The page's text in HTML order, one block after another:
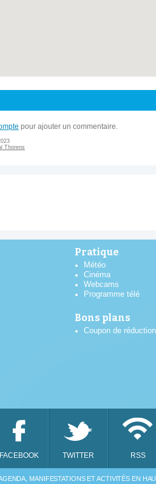
DIM LUN MAR
pour ajouter un commentaire.
Thorens
Pratique
Météo
Cinéma
Webcams
Programme télé
Bons plans
Coupon de
FACEBOOK TWITTER RSS
MANIFESTATIONS ET ACTIVITÉS EN